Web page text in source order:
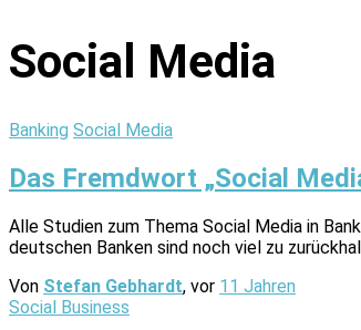
Social Media
Banking Social Media
Das Fremdwort „Social
Alle Studien zum Thema Social Media in
deutschen Banken sind noch viel zu
Von Stefan Gebhardt, vor 11 Jahren
Social Business